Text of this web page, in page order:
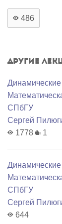
486
Другие
СПбГУ
Сергей
1778
1
СПбГУ
Сергей
644